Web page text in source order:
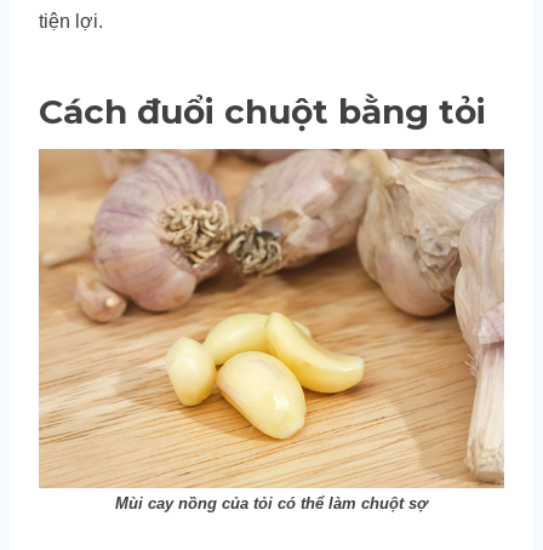
tiện lợi.
Cách đuổi chuột bằng tỏi
Mùi cay nồng của tỏi có thể làm chuột sợ